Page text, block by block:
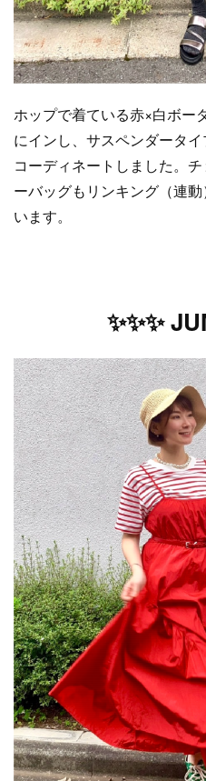
ホップで着ている赤×白ボー
にインし、サスペンダータ
コーディネートしました。
ーバッグもリンキング（連
います。
✨✨✨